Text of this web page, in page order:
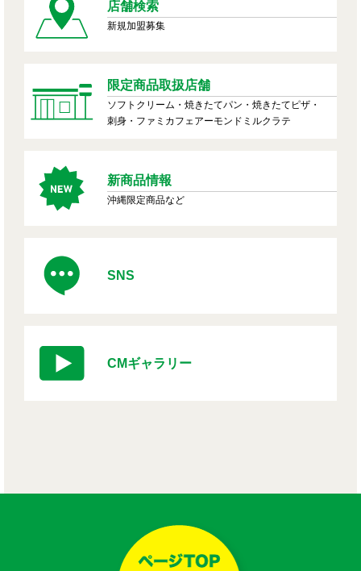
店舗検索
新規加盟募集
限定商品取扱店舗
ソフトクリーム・焼きたてパン・焼きたてピザ・
刺身・ファミカフェアーモンドミルクラテ
新商品情報
沖縄限定商品など
SNS
CMギャラリー